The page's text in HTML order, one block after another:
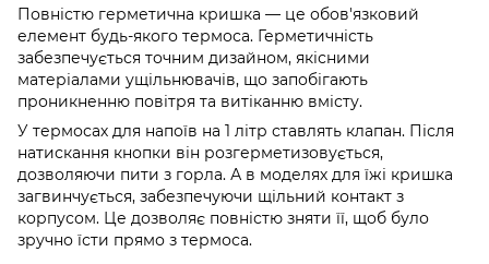
Повністю герметична кришка — це обов'язковий
елемент будь-якого термоса. Герметичність
забезпечується точним дизайном, якісними
матеріалами ущільнювачів, що запобігають
проникненню повітря та витіканню вмісту.
У термосах для напоїв на 1 літр ставлять клапан. Після
натискання кнопки він розгерметизовується,
дозволяючи пити з горла. А в моделях для їжі кришка
загвинчується, забезпечуючи щільний контакт з
корпусом. Це дозволяє повністю зняти її, щоб було
зручно їсти прямо з термоса.